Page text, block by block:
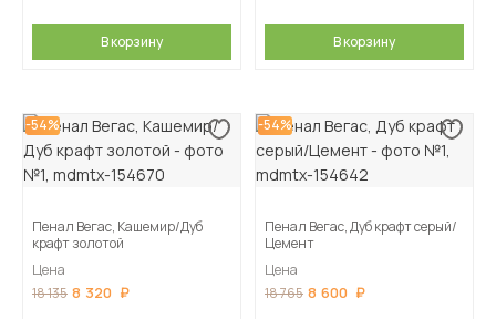
В корзину В корзину
-54%
Пенал Вегас, Кашемир/Дуб
крафт золотой
Цена
18 135 8 320
-54%
Пенал Вегас, Дуб крафт серый/
Цемент
Цена
18 765 8 600